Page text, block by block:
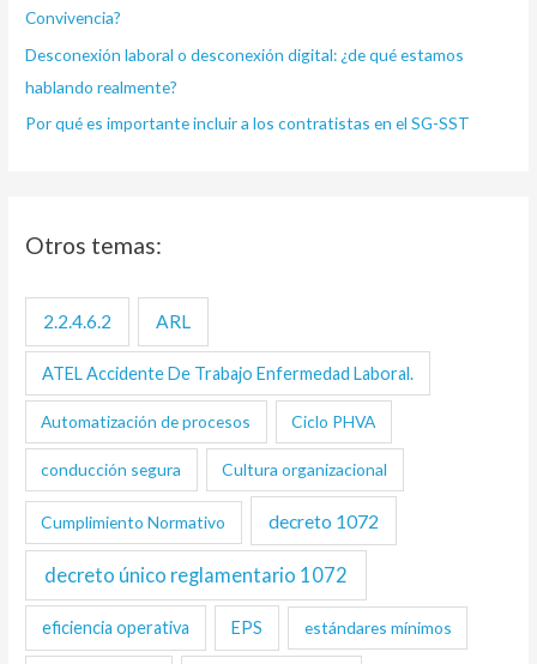
:Convivencia?
Desconexión laboral o desconexión digital: ¿de qué estamos
hablando realmente?
Por qué es importante incluir a los contratistas en el SG-SST
Otros temas:
2.2.4.6.2 ARL
ATEL Accidente De Trabajo Enfermedad Laboral.
Automatización de procesos Ciclo PHVA
conducción segura Cultura organizacional
Cumplimiento Normativo decreto 1072
decreto único reglamentario 1072
eficiencia operativa EPS estándares mínimos